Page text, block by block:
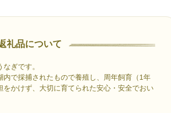
礼品について
ぎです。
で採捕されたもので養殖し、周年飼育（1年
をかけず、大切に育てられた安心・安全でおい